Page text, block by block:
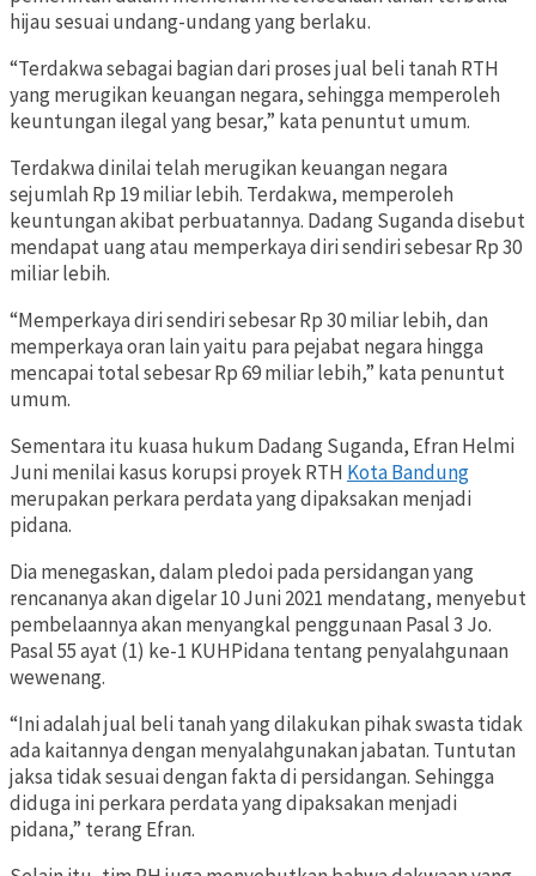
hijau sesuai undang-undang yang berlaku.
“Terdakwa sebagai bagian dari proses jual beli tanah RTH
yang merugikan keuangan negara, sehingga memperoleh
keuntungan ilegal yang besar,” kata penuntut umum.
Terdakwa dinilai telah merugikan keuangan negara
sejumlah Rp 19 miliar lebih. Terdakwa, memperoleh
keuntungan akibat perbuatannya. Dadang Suganda disebut
mendapat uang atau memperkaya diri sendiri sebesar Rp 30
miliar lebih.
“Memperkaya diri sendiri sebesar Rp 30 miliar lebih, dan
memperkaya oran lain yaitu para pejabat negara hingga
mencapai total sebesar Rp 69 miliar lebih,” kata penuntut
umum.
Sementara itu kuasa hukum Dadang Suganda, Efran Helmi
Juni menilai kasus korupsi proyek RTH Kota Bandung
merupakan perkara perdata yang dipaksakan menjadi
pidana.
Dia menegaskan, dalam pledoi pada persidangan yang
rencananya akan digelar 10 Juni 2021 mendatang, menyebut
pembelaannya akan menyangkal penggunaan Pasal 3 Jo.
Pasal 55 ayat (1) ke-1 KUHPidana tentang penyalahgunaan
wewenang.
“Ini adalah jual beli tanah yang dilakukan pihak swasta tidak
ada kaitannya dengan menyalahgunakan jabatan. Tuntutan
jaksa tidak sesuai dengan fakta di persidangan. Sehingga
diduga ini perkara perdata yang dipaksakan menjadi
pidana,” terang Efran.